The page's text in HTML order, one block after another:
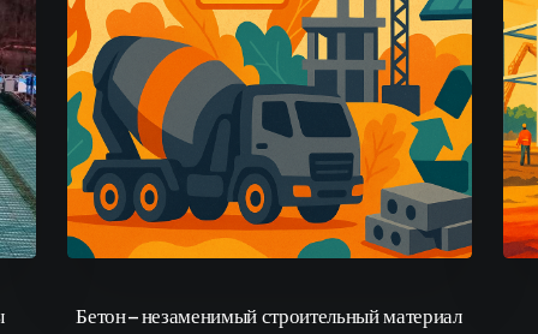
Бетон – незаменимый строительный материал